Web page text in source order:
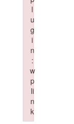
l
u
g
i
n
:
w
p
li
n
k